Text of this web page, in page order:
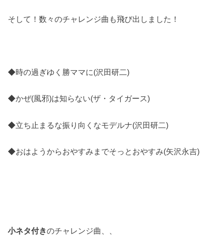
そして！数々のチャレンジ曲も飛び出しました！
◆時の過ぎゆく勝ママに(沢田研二)
◆かぜ(風邪)は知らない(ザ・タイガース)
◆立ち止まるな振り向くなモデルナ(沢田研二)
◆おはようからおやすみまでそっとおやすみ(矢沢永吉)
小ネタ付きのチャレンジ曲、、